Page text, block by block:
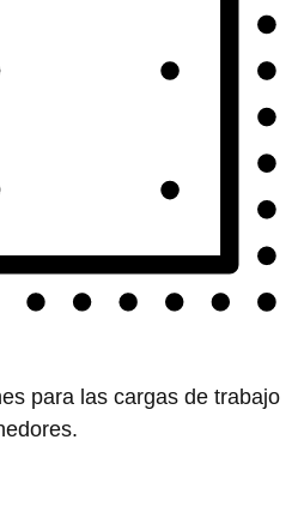
para las cargas de trabajo